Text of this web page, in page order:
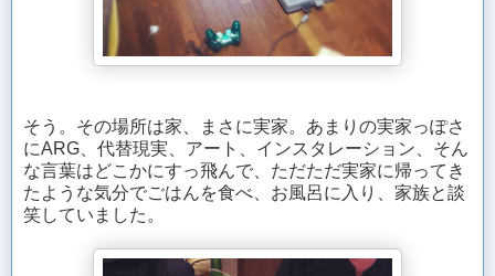
そう。その場所は家、まさに実家。あまりの実家っぽさ
にARG、代替現実、アート、インスタレーション、そん
な言葉はどこかにすっ飛んで、ただただ実家に帰ってき
たような気分でごはんを食べ、お風呂に入り、家族と談
笑していました。